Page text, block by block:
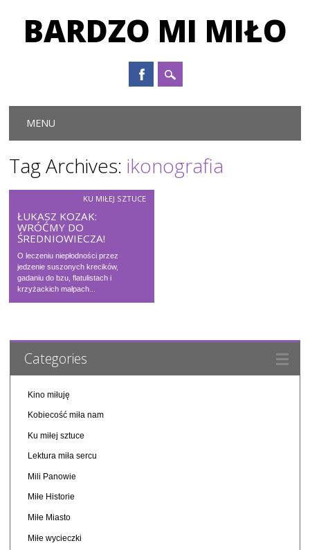
BARDZO MI MIŁO
Main menu
MENU
Tag Archives: ikonografia
KU MIŁEJ SZTUCE
ŁUKASZ KOZAK:
WRÓĆMY DO
ŚREDNIOWIECZA!
O leczeniu niepłodności przez
jedzenie suszonych krecików,
gadaniu do bzu, flatulistach i
krzyżackich małpach...
Categories
Kino miłuję
Kobiecość miła nam
Ku miłej sztuce
Lektura miła sercu
Mili Panowie
Miłe Historie
Miłe Miasto
Miłe wycieczki